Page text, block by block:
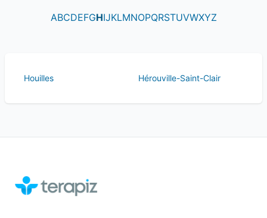
ABCDEFGHIJKLMNOPQRSTUVWXYZ
Houilles Hérouville-Saint-Clair